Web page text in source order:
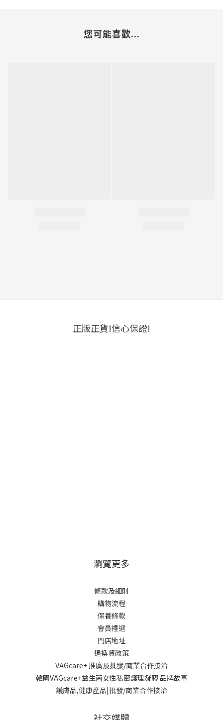
您可能喜歡...
正版正貨!信心保證!
瀏覽更多
條款及細則
購物流程
保養條款
會員禮遇
門店地址
退換貨政策
VAGcare+ 推廣及批發/商業合作接洽
韓國VAGcare+益生菌女性私密護理凝膠 品牌故事
護膚品,健康產品|批發/商業合作接洽
社交媒體